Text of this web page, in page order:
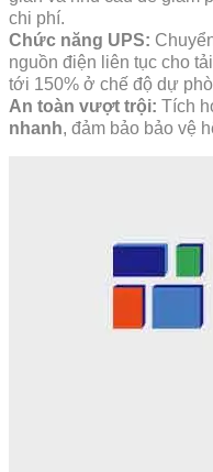
chi phí.
Chức năng UPS:
nguồn điện liên tục cho
tới 150% ở chế độ dự
An toàn vượt trội: Tích
nhanh, đảm bảo bảo vệ